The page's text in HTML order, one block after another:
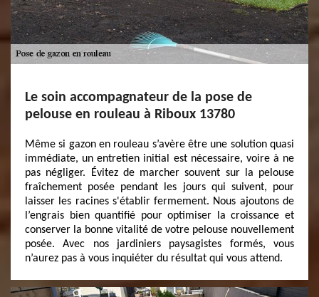
Le soin accompagnateur de la pose de
pelouse en rouleau à Riboux 13780
Même si gazon en rouleau s’avère être une solution quasi
immédiate, un entretien initial est nécessaire, voire à ne
pas négliger. Évitez de marcher souvent sur la pelouse
fraîchement posée pendant les jours qui suivent, pour
laisser les racines s'établir fermement. Nous ajoutons de
l’engrais bien quantifié pour optimiser la croissance et
conserver la bonne vitalité de votre pelouse nouvellement
posée. Avec nos jardiniers paysagistes formés, vous
n’aurez pas à vous inquiéter du résultat qui vous attend.